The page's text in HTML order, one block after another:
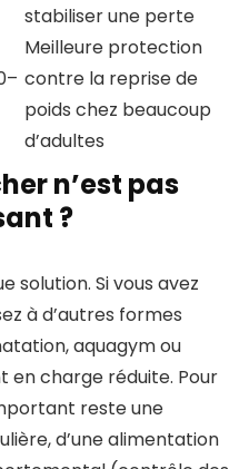
stabiliser une perte
Meilleure protection
contre la reprise de
poids chez beaucoup
d’adultes
n’est pas
?
solution. Si vous avez
à d’autres formes
aquagym ou
charge réduite. Pour
reste une
d’une alimentation